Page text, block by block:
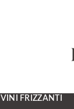
VINI FRIZZANTI